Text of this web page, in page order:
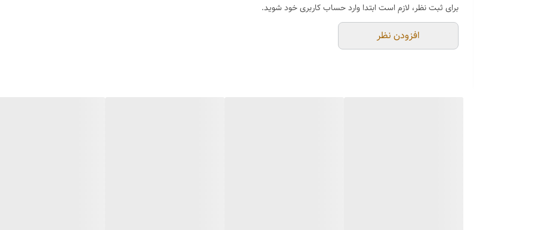
برای ثبت نظر، لازم است ابتدا وارد حساب کاربری خود شوید.
افزودن نظر